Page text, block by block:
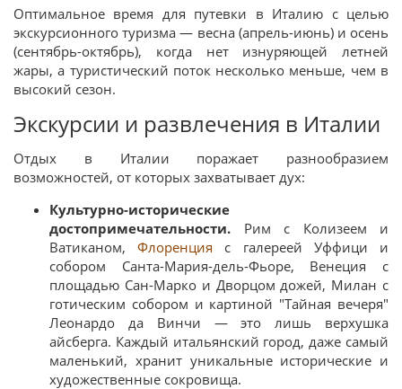
Оптимальное время для путевки в Италию с целью
экскурсионного туризма — весна (апрель-июнь) и осень
(сентябрь-октябрь), когда нет изнуряющей летней
жары, а туристический поток несколько меньше, чем в
высокий сезон.
Экскурсии и развлечения в Италии
Отдых в Италии поражает разнообразием
возможностей, от которых захватывает дух:
Культурно-исторические
достопримечательности.
Рим с Колизеем и
Ватиканом,Флоренция с галереей Уффици и
собором Санта-Мария-дель-Фьоре, Венеция с
площадью Сан-Марко и Дворцом дожей, Милан с
готическим собором и картиной "Тайная вечеря"
Леонардо да Винчи — это лишь верхушка
айсберга. Каждый итальянский город, даже самый
маленький, хранит уникальные исторические и
художественные сокровища.